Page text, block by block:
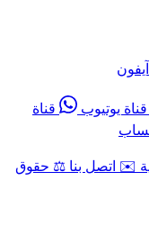
قناة يوتيوب
قناة
✉️ اتصل بنا ⚖️ حقوق